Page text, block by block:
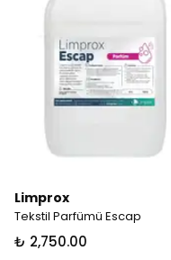
Limprox
Tekstil Parfümü Escap
₺ 2,750.00